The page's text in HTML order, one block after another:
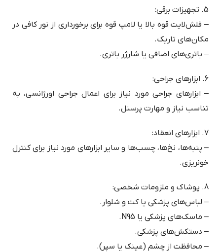
5. تجهیزات برقی:
– فلش‌لایت قوه بالا یا لامپ قوه برای برخورداری از نور کافی در
مکان‌های تاریک.
– باتری‌های اضافی یا شارژر باتری.
6. ابزارهای جراحی:
– ابزارهای جراحی مورد نیاز برای اعمال جراحی اورژانسی، به
تناسب نیاز و مهارت پرسنل.
7. ابزارهای انعقاد:
– پنبه‌ها، نخ‌ها، چسب‌ها و سایر ابزارهای مورد نیاز برای کنترل
خونریزی.
8. پوشاک و ملزومات شخصی:
– لباس‌های پزشکی یا کت و شلوار.
– ماسک‌های پزشکی یا N95.
– دستکش‌های پزشکی.
– محافظت از چشم (عینک یا سپر).